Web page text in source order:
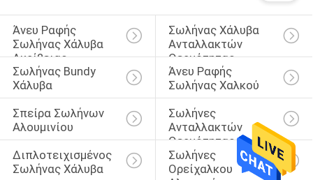
Άνευ Ραφής
Σωλήνας Χάλυβα
Ακρίβειας
Σωλήνας Χάλυβα
Ανταλλακτών
Θερμότητας
Σωλήνας Bundy
Χάλυβα
Άνευ Ραφής
Σωλήνας Χαλκού
Σπείρα Σωλήνων
Αλουμινίου
Σωλήνες
Ανταλλακτών
Θερμότητας
Τιτανίου
Διπλοτειχισμένος
Σωλήνας Χάλυβα
Σωλήνες
Ορείχαλκου